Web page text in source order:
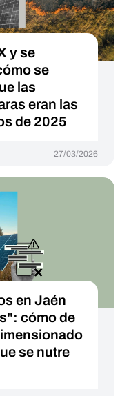
y se
se
las
eran las
de 2025
27/03/2026
en Jaén
cómo de
se nutre